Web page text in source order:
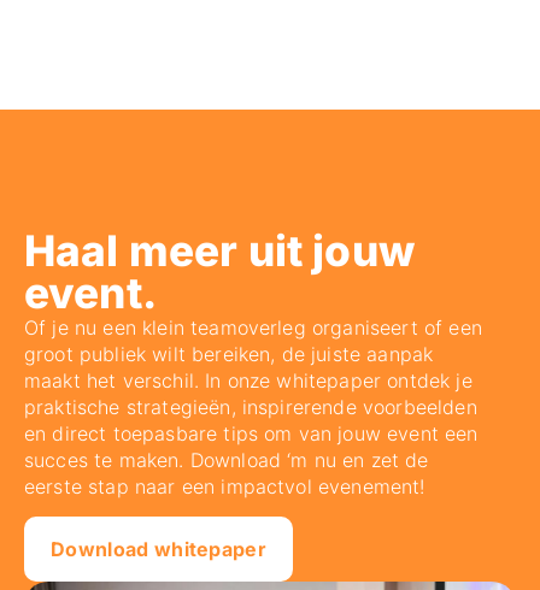
Haal meer uit jouw
event.
Of je nu een klein teamoverleg organiseert of een
groot publiek wilt bereiken, de juiste aanpak
maakt het verschil. In onze whitepaper ontdek je
praktische strategieën, inspirerende voorbeelden
en direct toepasbare tips om van jouw event een
succes te maken. Download ‘m nu en zet de
eerste stap naar een impactvol evenement!
Download whitepaper